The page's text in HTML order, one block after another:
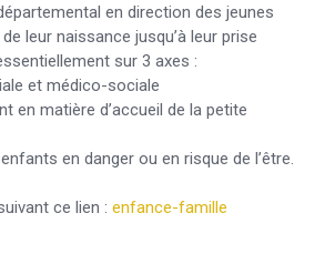
en direction des jeunes
leur naissance jusqu’à leur prise
sur 3 axes :
et médico-sociale
en matière d’accueil de la petite
en danger ou en risque de l’être.
ce lien : enfance-famille